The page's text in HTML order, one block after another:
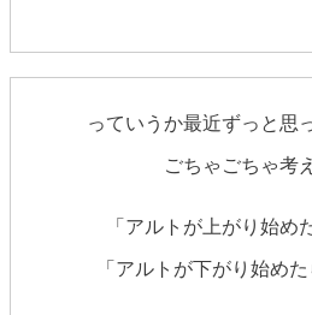
っていうか最近ずっと思
ごちゃごちゃ考
「アルトが上がり始め
「アルトが下がり始め